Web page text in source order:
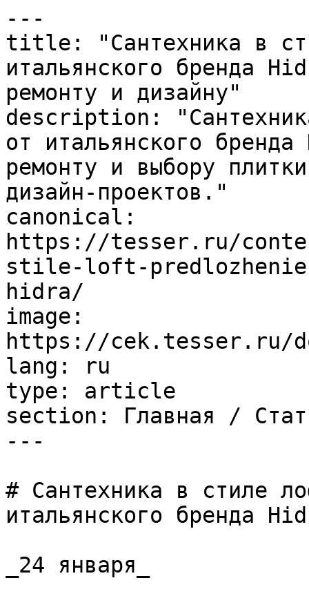
---
title: "Сантехника в
итальянского бренда
ремонту и дизайну"
description:
от итальянского
ремонту и выбору
дизайн-проектов."
canonical:
https://tesser.ru/
stile-loft-
hidra/
image:
https://cek.tesser.ru/
lang: ru
type: article
section: Главная /
---
# Сантехника в стиле
итальянского бренда
_24 января_